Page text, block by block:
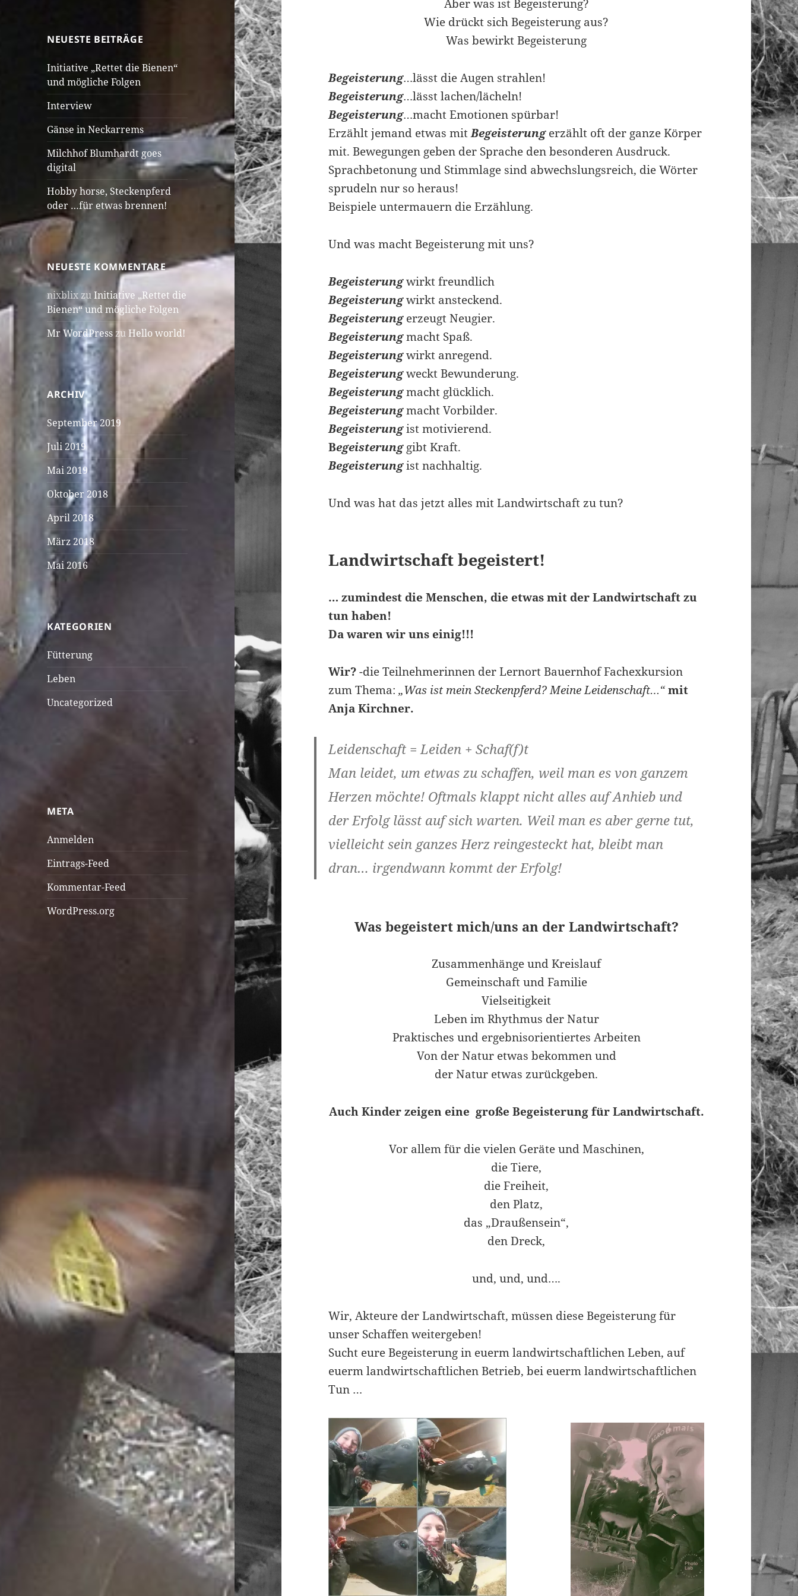
NEUESTE BEITRÄGE
Initiative „Rettet die Bienen“
und mögliche Folgen
Interview
Gänse in Neckarrems
Milchhof Blumhardt goes
digital
Hobby horse, Steckenpferd
oder …für etwas brennen!
NEUESTE KOMMENTARE
nixblixzuInitiative „Rettet die
Bienen“ und mögliche Folgen
Mr WordPresszuHello world!
ARCHIV
September 2019
Juli 2019
Mai 2019
Oktober 2018
April 2018
März 2018
Mai 2016
KATEGORIEN
Fütterung
Leben
Uncategorized
META
Anmelden
Eintrags-Feed
Kommentar-Feed
WordPress.org
Aber was ist Begeisterung?
Wie drückt sich Begeisterung aus?
Was bewirkt Begeisterung
Begeisterung…lässt die Augen strahlen!
Begeisterung…lässt lachen/lächeln!
Begeisterung…macht Emotionen spürbar!
Erzählt jemand etwas mitBegeisterungerzählt oft der ganze Körper
mit. Bewegungen geben der Sprache den besonderen Ausdruck.
Sprachbetonung und Stimmlage sind abwechslungsreich, die Wörter
sprudeln nur so heraus!
Beispiele untermauern die Erzählung.
Und was macht Begeisterung mit uns?
Begeisterungwirkt freundlich
Begeisterungwirkt ansteckend.
Begeisterungerzeugt Neugier.
Begeisterungmacht Spaß.
Begeisterungwirkt anregend.
Begeisterungweckt Bewunderung.
Begeisterungmacht glücklich.
Begeisterungmacht Vorbilder.
Begeisterungist motivierend.
Begeisterunggibt Kraft.
Begeisterungist nachhaltig.
Und was hat das jetzt alles mit Landwirtschaft zu tun?
Landwirtschaft begeistert!
… zumindest die Menschen, die etwas mit der Landwirtschaft zu
tun haben!
Da waren wir uns einig!!!
Wir?-die Teilnehmerinnen der Lernort Bauernhof Fachexkursion
zum Thema:„Was ist mein Steckenpferd? Meine Leidenschaft…“mit
Anja Kirchner.
Leidenschaft = Leiden + Schaf(f)t
Man leidet, um etwas zu schaffen, weil man es von ganzem
Herzen möchte! Oftmals klappt nicht alles auf Anhieb und
der Erfolg lässt auf sich warten. Weil man es aber gerne tut,
vielleicht sein ganzes Herz reingesteckt hat, bleibt man
dran… irgendwann kommt der Erfolg!
Was begeistert mich/uns an der Landwirtschaft?
Zusammenhänge und Kreislauf
Gemeinschaft und Familie
Vielseitigkeit
Leben im Rhythmus der Natur
Praktisches und ergebnisorientiertes Arbeiten
Von der Natur etwas bekommen und
der Natur etwas zurückgeben.
Auch Kinder zeigen eine große Begeisterung für Landwirtschaft.
Vor allem für die vielen Geräte und Maschinen,
die Tiere,
die Freiheit,
den Platz,
das „Draußensein“,
den Dreck,
und, und, und….
Wir, Akteure der Landwirtschaft, müssen diese Begeisterung für
unser Schaffen weitergeben!
Sucht eure Begeisterung in euerm landwirtschaftlichen Leben, auf
euerm landwirtschaftlichen Betrieb, bei euerm landwirtschaftlichen
Tun …